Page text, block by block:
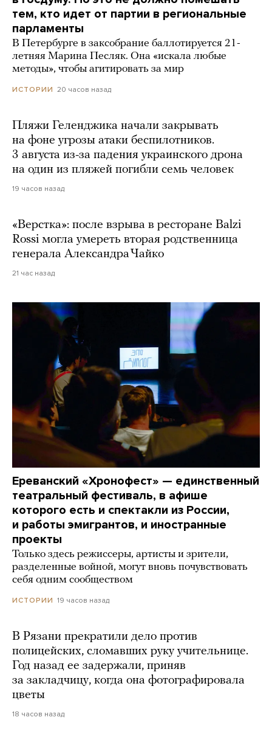
тем, кто идет от партии в региональные
парламенты
В Петербурге в заксобрание баллотируется 21-
летняя Марина Песляк. Она «искала любые
методы», чтобы агитировать за мир
ИСТОРИИ 20 часов назад
Пляжи Геленджика начали закрывать
на фоне угрозы атаки беспилотников.
3 августа из-за падения украинского дрона
на один из пляжей погибли семь человек
19 часов назад
«Верстка»: после взрыва в ресторане Balzi
Rossi могла умереть вторая родственница
генерала Александра Чайко
21 час назад
Ереванский «Хронофест» — единственный
театральный фестиваль, в афише
которого есть и спектакли из России,
и работы эмигрантов, и иностранные
проекты
Только здесь режиссеры, артисты и зрители,
разделенные войной, могут вновь почувствовать
себя одним сообществом
ИСТОРИИ 19 часов назад
В Рязани прекратили дело против
полицейских, сломавших руку учительнице.
Год назад ее задержали, приняв
за закладчицу, когда она фотографировала
цветы
18 часов назад